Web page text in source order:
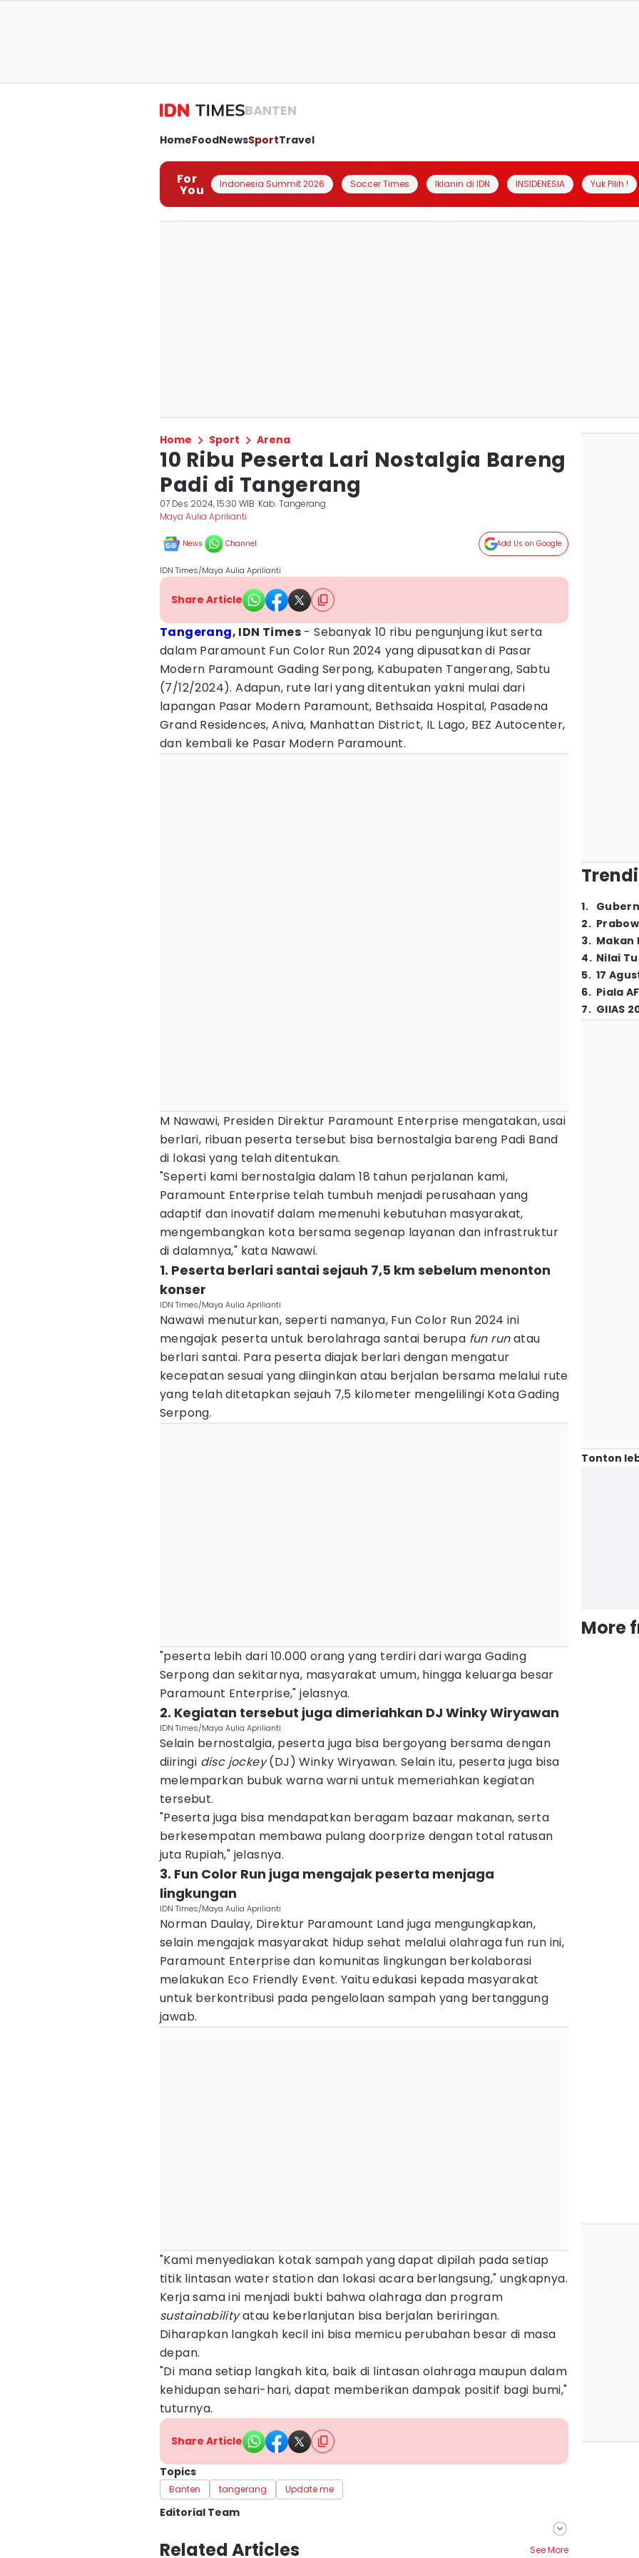
BANTEN
HomeFoodNewsSportTravel
For
You Indonesia Summit 2026 Soccer Times Iklanin di IDN INSIDENESIA Yuk Pilih !
Home Sport Arena
10 Ribu Peserta Lari Nostalgia Bareng
Padi di Tangerang
07 Des 2024, 15:30 WIB Kab. Tangerang
Maya Aulia Aprilianti
News Channel Add Us on Google
IDN Times/Maya Aulia Aprilianti
Share Article
Tangerang, IDN Times - Sebanyak 10 ribu pengunjung ikut serta
dalam Paramount Fun Color Run 2024 yang dipusatkan di Pasar
Modern Paramount Gading Serpong, Kabupaten Tangerang, Sabtu
(7/12/2024). Adapun, rute lari yang ditentukan yakni mulai dari
lapangan Pasar Modern Paramount, Bethsaida Hospital, Pasadena
Grand Residences, Aniva, Manhattan District, IL Lago, BEZ Autocenter,
dan kembali ke Pasar Modern Paramount.
M Nawawi, Presiden Direktur Paramount Enterprise mengatakan, usai
berlari, ribuan peserta tersebut bisa bernostalgia bareng Padi Band
di lokasi yang telah ditentukan.
"Seperti kami bernostalgia dalam 18 tahun perjalanan kami,
Paramount Enterprise telah tumbuh menjadi perusahaan yang
adaptif dan inovatif dalam memenuhi kebutuhan masyarakat,
mengembangkan kota bersama segenap layanan dan infrastruktur
di dalamnya," kata Nawawi.
1. Peserta berlari santai sejauh 7,5 km sebelum menonton
konser
IDN Times/Maya Aulia Aprilianti
Nawawi menuturkan, seperti namanya, Fun Color Run 2024 ini
mengajak peserta untuk berolahraga santai berupa fun runatau
berlari santai. Para peserta diajak berlari dengan mengatur
kecepatan sesuai yang diinginkan atau berjalan bersama melalui rute
yang telah ditetapkan sejauh 7,5 kilometer mengelilingi Kota Gading
Serpong.
"peserta lebih dari 10.000 orang yang terdiri dari warga Gading
Serpong dan sekitarnya, masyarakat umum, hingga keluarga besar
Paramount Enterprise," jelasnya.
2. Kegiatan tersebut juga dimeriahkan DJ Winky Wiryawan
IDN Times/Maya Aulia Aprilianti
Selain bernostalgia, peserta juga bisa bergoyang bersama dengan
diiringi disc jockey(DJ) Winky Wiryawan. Selain itu, peserta juga bisa
melemparkan bubuk warna warni untuk memeriahkan kegiatan
tersebut.
"Peserta juga bisa mendapatkan beragam bazaar makanan, serta
berkesempatan membawa pulang doorprize dengan total ratusan
juta Rupiah," jelasnya.
3. Fun Color Run juga mengajak peserta menjaga
lingkungan
IDN Times/Maya Aulia Aprilianti
Norman Daulay, Direktur Paramount Land juga mengungkapkan,
selain mengajak masyarakat hidup sehat melalui olahraga fun run ini,
Paramount Enterprise dan komunitas lingkungan berkolaborasi
melakukan Eco Friendly Event. Yaitu edukasi kepada masyarakat
untuk berkontribusi pada pengelolaan sampah yang bertanggung
jawab.
"Kami menyediakan kotak sampah yang dapat dipilah pada setiap
titik lintasan water station dan lokasi acara berlangsung," ungkapnya.
Kerja sama ini menjadi bukti bahwa olahraga dan program
sustainabilityatau keberlanjutan bisa berjalan beriringan.
Diharapkan langkah kecil ini bisa memicu perubahan besar di masa
depan.
"Di mana setiap langkah kita, baik di lintasan olahraga maupun dalam
kehidupan sehari-hari, dapat memberikan dampak positif bagi bumi,"
tuturnya.
Share Article
Topics
Banten tangerang Update me
Editorial Team
Editor
Related Articles See More
1.
2.
3. Makan
4. Nilai
5. 17
6. Piala
7. GIIAS
Tonton
More